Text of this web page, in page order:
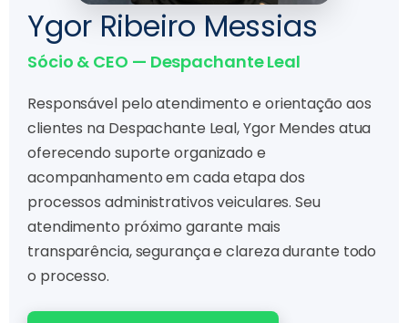
Ygor Ribeiro Messias
Sócio & CEO — Despachante Leal
Responsável pelo atendimento e orientação aos
clientes na Despachante Leal, Ygor Mendes atua
oferecendo suporte organizado e
acompanhamento em cada etapa dos
processos administrativos veiculares. Seu
atendimento próximo garante mais
transparência, segurança e clareza durante todo
o processo.